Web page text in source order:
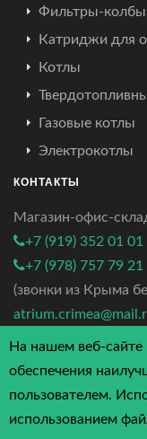
Фильтры-колбы
Катриджи для
Котлы
Газовые котлы
Электрокотлы
КОНТАКТЫ
Магазин-офис-
+7 (919) 352 01 01
+7 (978) 757 79 21
(звонки из Крыма
4.7/5 - 3 отзыва
На нашем веб-
обеспечения
пользователем.
использованием